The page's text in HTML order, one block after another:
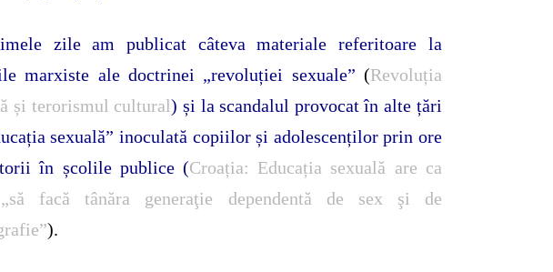
zile am publicat câteva materiale referitoare la
marxiste ale doctrinei „revoluției sexuale” (Revoluția
și terorismul cultural) și la scandalul provocat în alte țări
sexuală” inoculată copiilor și adolescenților prin ore
în școlile publice (Croația: Educația sexuală are ca
facă tânăra generaţie dependentă de sex şi de
).